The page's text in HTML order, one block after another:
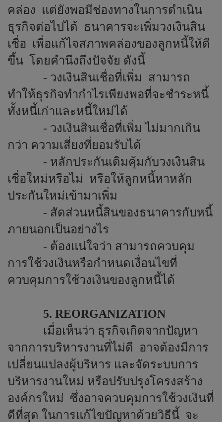
คล่อง
แต่ยังพอมีช่องทางในการดำเนิน
ธุรกิจต่อไปได้
ธนาคารจะเพิ่มวงเงินสิน
เชื่อ เพื่อแก้ไจสภาพคล่องของลูกหนี้ให้ดี
ขึ้น โดยคำนึงถึงปัจจัย ดังนี้
- วงเงินสินเชื่อที่เพิ่ม สามารถ
ทำให้ธุรกิจทำกำไรเพียงพอที่จะชำระหนี้
ทั้งหนี้เก่าและหนี้ใหม่ได้
- วงเงินสินเชื่อที่เพิ่ม ไม่มากเกิน
กว่า ความเสี่ยงที่ยอมรับได้
- หลักประกันเดิมคุ้มกับวงเงินสิน
เชื่อใหม่หรือไม่ หรือให้ลูกหนี้หาหลัก
ประกันใหม่เข้ามาเพิ่ม
- สัดส่วนหนี้สินของธนาคารกับหนี้
ภายนอกเป็นอย่างไร
- ต้องแน่ใจว่า สามารถควบคุม
การใช้วงเงินหรือกำหนดเงื่อนไขที่
ควบคุมการใช้วงเงินของลูกหนี้ได้
5. REORGANIZATION
เมื่อเห็นว่า ธุรกิจเกิดจากปัญหา
จากการบริหารงานที่ไม่ดี
อาจต้องมีการ
เปลี่ยนแปลงผู้บริหาร และจัดระบบการ
บริหารงานใหม่ หรือปรับปรุงโครงสร้าง
องค์กรใหม่ ซึ่งอาจควบคุมการใช้วงเงินที่
ดีที่สุด ในการแก้ไขปัญหาด้วยวิธีนี้ จะ